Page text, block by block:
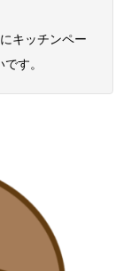
キッチンペー
す。